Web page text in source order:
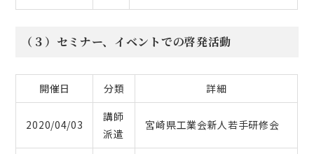
（３）セミナー、イベントでの啓発活動
開催日 分類 詳細
2020/04/03
講師
派遣
宮崎県工業会新人若手研修会